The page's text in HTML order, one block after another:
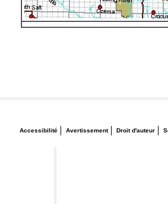
Accessibilité Avertissement Droit d'auteur